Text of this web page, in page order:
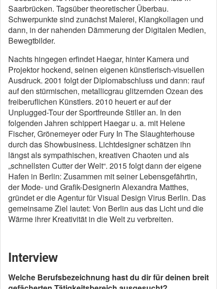
Saarbrücken. Tagsüber theoretischer Überbau.
Schwerpunkte sind zunächst Malerei, Klangkollagen und
dann, in der nahenden Dämmerung der Digitalen Medien,
Bewegtbilder.
Nachts hingegen erfindet Haegar, hinter Kamera und
Projektor hockend, seinen eigenen künstlerisch-visuellen
Ausdruck. 2001 folgt der Diplomabschluss und dann: rauf
auf den stürmischen, metallicgrau glitzernden Ozean des
freiberuflichen Künstlers. 2010 heuert er auf der
Unplugged-Tour der Sportfreunde Stiller an. In den
folgenden Jahren schippert Haegar u. a. mit Helene
Fischer, Grönemeyer oder Fury In The Slaughterhouse
durch das Showbusiness. Lichtdesigner schätzen ihn
längst als sympathischen, kreativen Chaoten und als
„schnellsten Cutter der Welt“. 2015 folgt dann der eigene
Hafen in Berlin: Zusammen mit seiner Lebensgefährtin,
der Mode- und Grafik-Designerin Alexandra Matthes,
gründet er die Agentur für Visual Design Virus Berlin. Das
gemeinsame Ziel lautet: Von Berlin aus das Licht und die
Wärme ihrer Kreativität in die Welt zu verbreiten.
Interview
Welche Berufsbezeichnung hast du dir für deinen breit